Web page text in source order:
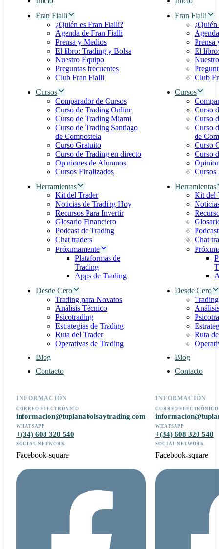
Fran Fialli
¿Quién es Fran Fialli?
Agenda de Fran Fialli
Prensa y Medios
El libro: Trading y Bolsa
Nuestro Equipo
Preguntas frecuentes
Club Fran Fialli
Cursos
Comparador de Cursos
Curso de Trading Online
Curso de Trading Miami
Curso de Trading Santiago
de Compostela
Curso Gratuito
Curso de Trading en directo
Opiniones de Alumnos
Cursos Finalizados
Herramientas
Kit del Trader
Noticias de Trading Hoy
Recursos Para Invertir
Glosario Financiero
Podcast de Trading
Chat traders
Próximamente
Plataformas de
Trading
Apps de Trading
Desde Cero
Trading para Novatos
Análisis Técnico
Psicotrading
Estrategias de Trading
Ruta del Trader
Operativas de Trading
Blog
Contacto
INFORMACIÓN
CORREO ELECTRÓNICO
informacion@tuplanabolsaytrading.com
WHATSAPP
+(34) 608 320 540
SOCIAL NETWORK
Facebook-square
Fran Fialli
Prensa
El
Club
Cursos
Curso
Curso
Curso
de
Curso
Curso
Cursos
Herramientas
Kit del
Chat
Desde Cero
Ruta
Blog
Contacto
INFORMACIÓN
CORREO ELECTRÓNICO
WHATSAPP
+(34) 608 320 540
SOCIAL NETWORK
Facebook-square